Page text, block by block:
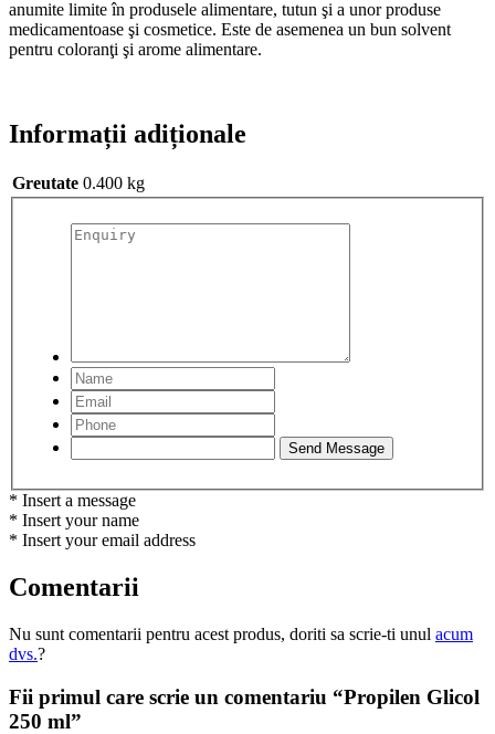
anumite limite în produsele alimentare, tutun şi a unor produse
medicamentoase şi cosmetice. Este de asemenea un bun solvent
pentru coloranţi şi arome alimentare.
Informații adiționale
Greutate 0.400 kg
* Insert a message
* Insert your name
* Insert your email address
Comentarii
Nu sunt comentarii pentru acest produs, doriti sa scrie-ti unul acum
dvs.?
Fii primul care scrie un comentariu “Propilen Glicol
250 ml”